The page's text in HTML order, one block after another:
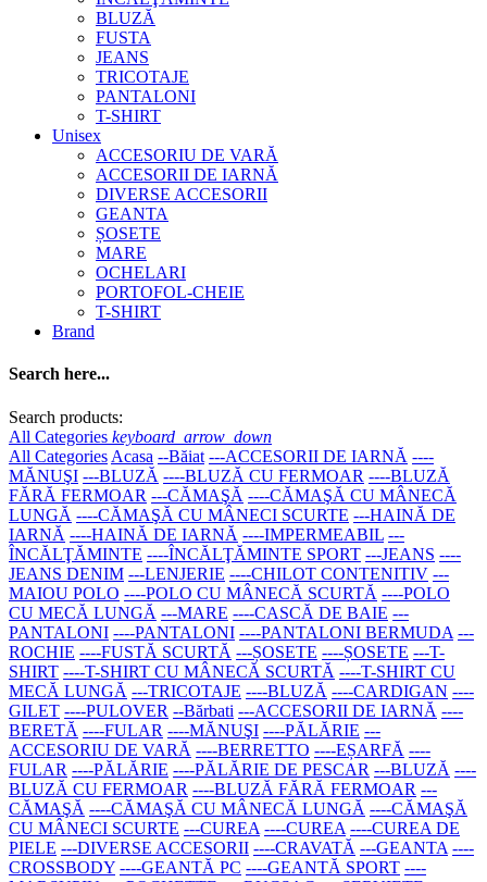
BLUZĂ
FUSTA
JEANS
TRICOTAJE
PANTALONI
T-SHIRT
Unisex
ACCESORIU DE VARĂ
ACCESORII DE IARNĂ
DIVERSE ACCESORII
GEANTA
ȘOSETE
MARE
OCHELARI
PORTOFOL-CHEIE
T-SHIRT
Brand
Search here...
Search products:
All Categories keyboard_arrow_down
All Categories Acasa --Băiat ---ACCESORII DE IARNĂ ----
MĂNUŞI ---BLUZĂ ----BLUZĂ CU FERMOAR ----BLUZĂ
FĂRĂ FERMOAR ---CĂMAŞĂ ----CĂMAŞĂ CU MÂNECĂ
LUNGĂ ----CĂMAŞĂ CU MÂNECI SCURTE ---HAINĂ DE
IARNĂ ----HAINĂ DE IARNĂ ----IMPERMEABIL ---
ÎNCĂLŢĂMINTE ----ÎNCĂLŢĂMINTE SPORT ---JEANS ----
JEANS DENIM ---LENJERIE ----CHILOT CONTENITIV ---
MAIOU POLO ----POLO CU MÂNECĂ SCURTĂ ----POLO
CU MECĂ LUNGĂ ---MARE ----CASCĂ DE BAIE ---
PANTALONI ----PANTALONI ----PANTALONI BERMUDA ---
ROCHIE ----FUSTĂ SCURTĂ ---ȘOSETE ----ȘOSETE ---T-
SHIRT ----T-SHIRT CU MÂNECĂ SCURTĂ ----T-SHIRT CU
MECĂ LUNGĂ ---TRICOTAJE ----BLUZĂ ----CARDIGAN ----
GILET ----PULOVER --Bărbati ---ACCESORII DE IARNĂ ----
BERETĂ ----FULAR ----MĂNUŞI ----PĂLĂRIE ---
ACCESORIU DE VARĂ ----BERRETTO ----EȘARFĂ ----
FULAR ----PĂLĂRIE ----PĂLĂRIE DE PESCAR ---BLUZĂ ----
BLUZĂ CU FERMOAR ----BLUZĂ FĂRĂ FERMOAR ---
CĂMAŞĂ ----CĂMAŞĂ CU MÂNECĂ LUNGĂ ----CĂMAŞĂ
CU MÂNECI SCURTE ---CUREA ----CUREA ----CUREA DE
PIELE ---DIVERSE ACCESORII ----CRAVATĂ ---GEANTA ----
CROSSBODY ----GEANTĂ PC ----GEANTĂ SPORT ----